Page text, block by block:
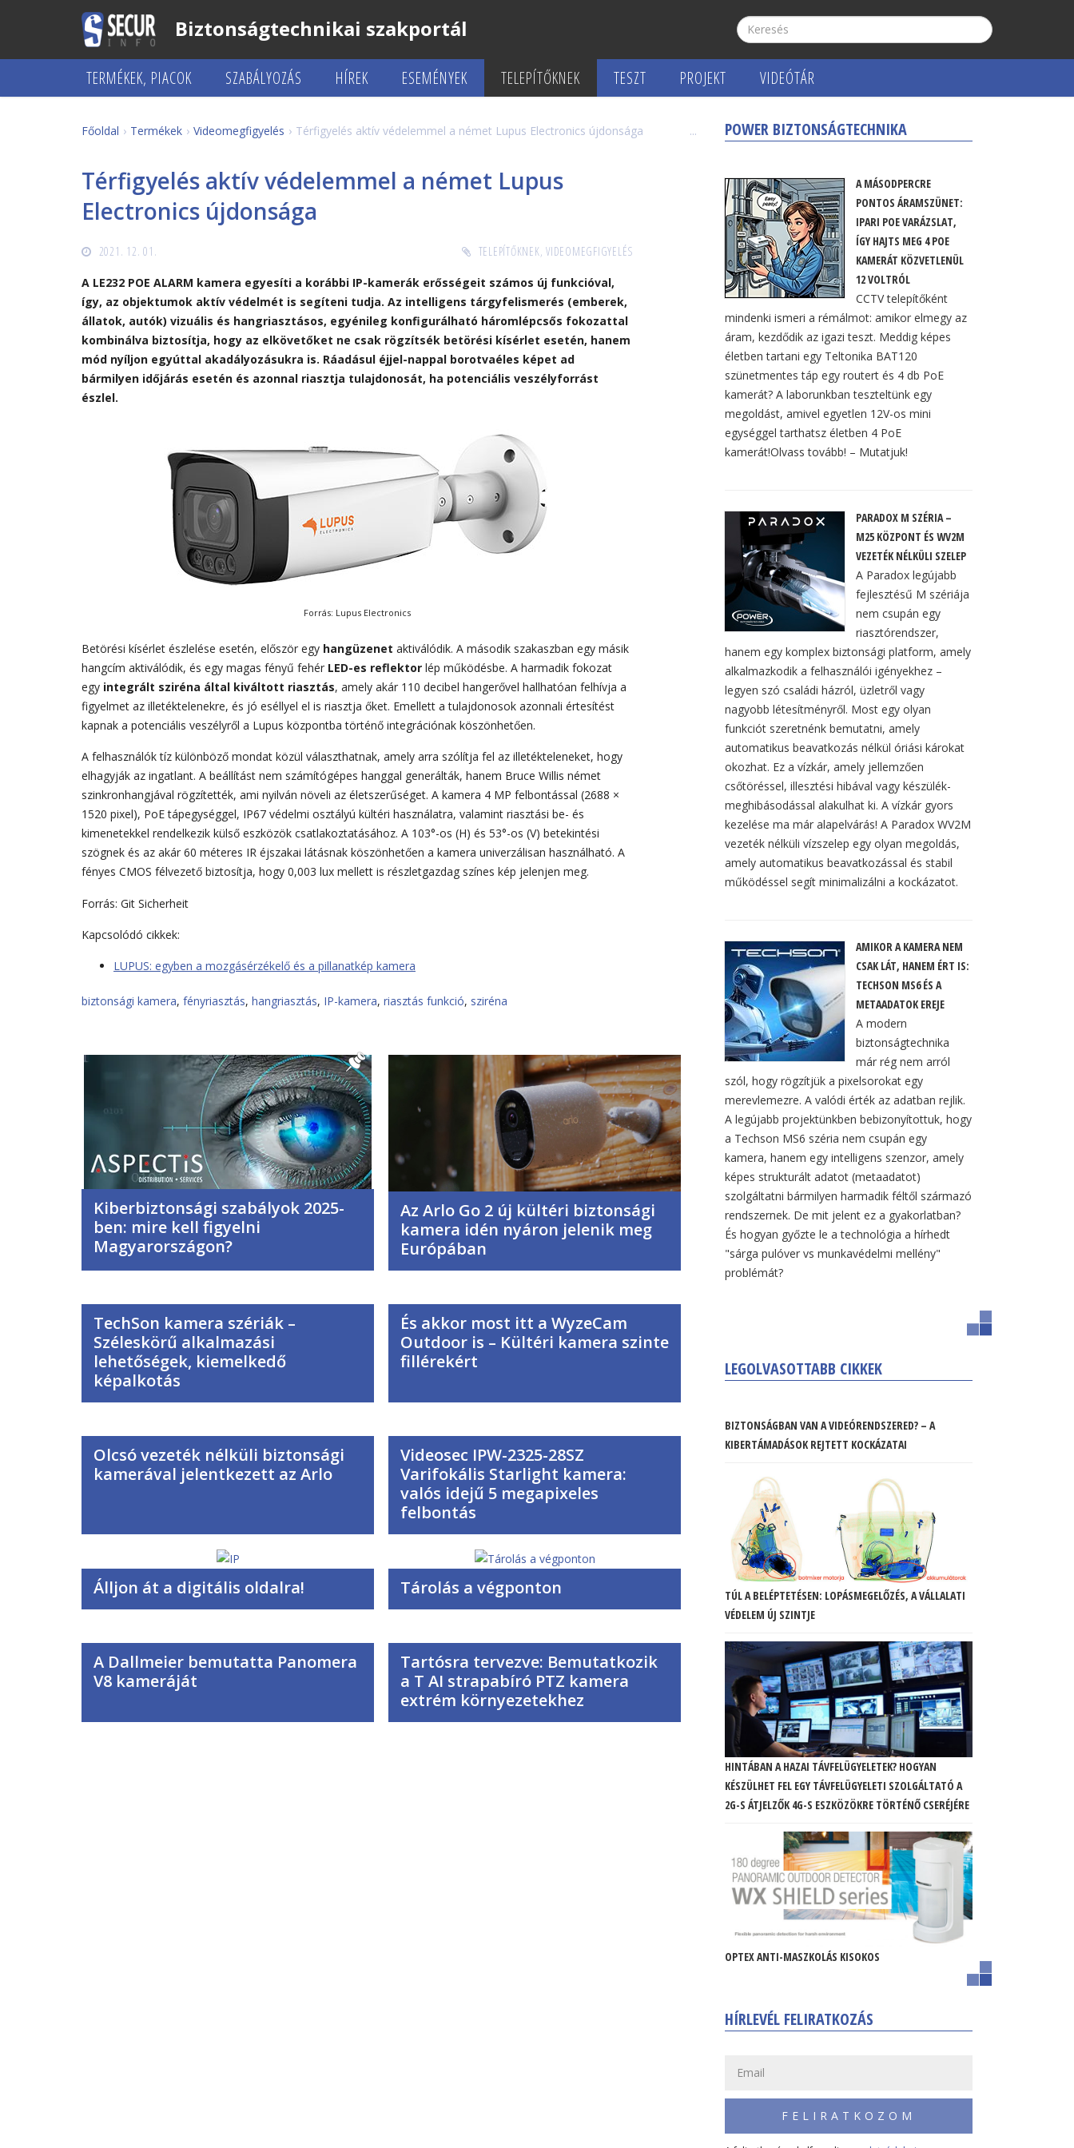
Biztonságtechnikai szakportál
TERMÉKEK, PIACOK SZABÁLYOZÁS HÍREK ESEMÉNYEK TELEPÍTŐKNEK TESZT PROJEKT VIDEÓTÁR
Főoldal Termékek Videomegfigyelés Térfigyelés aktív védelemmel a német Lupus Electronics újdonsága
Térfigyelés aktív védelemmel a német Lupus
Electronics újdonsága
2021. 12. 01. TELEPÍTŐKNEK, VIDEOMEGFIGYELÉS
A LE232 POE ALARM kamera egyesíti a korábbi IP-kamerák erősségeit számos új funkcióval,
így, az objektumok aktív védelmét is segíteni tudja. Az intelligens tárgyfelismerés (emberek,
állatok, autók) vizuális és hangriasztásos, egyénileg konfigurálható háromlépcsős fokozattal
kombinálva biztosítja, hogy az elkövetőket ne csak rögzítsék betörési kísérlet esetén, hanem
mód nyíljon egyúttal akadályozásukra is. Ráadásul éjjel-nappal borotvaéles képet ad
bármilyen időjárás esetén és azonnal riasztja tulajdonosát, ha potenciális veszélyforrást
észlel.
Forrás: Lupus Electronics
Betörési kísérlet észlelése esetén, először egy hangüzenet aktiválódik. A második szakaszban egy másik
hangcím aktiválódik, és egy magas fényű fehér LED-es reflektor lép működésbe. A harmadik fokozat
egy integrált sziréna által kiváltott riasztás, amely akár 110 decibel hangerővel hallhatóan felhívja a
figyelmet az illetéktelenekre, és jó eséllyel el is riasztja őket. Emellett a tulajdonosok azonnali értesítést
kapnak a potenciális veszélyről a Lupus központba történő integrációnak köszönhetően.
A felhasználók tíz különböző mondat közül választhatnak, amely arra szólítja fel az illetékteleneket, hogy
elhagyják az ingatlant. A beállítást nem számítógépes hanggal generálták, hanem Bruce Willis német
szinkronhangjával rögzítették, ami nyilván növeli az életszerűséget. A kamera 4 MP felbontással (2688 ×
1520 pixel), PoE tápegységgel, IP67 védelmi osztályú kültéri használatra, valamint riasztási be- és
kimenetekkel rendelkezik külső eszközök csatlakoztatásához. A 103°-os (H) és 53°-os (V) betekintési
szögnek és az akár 60 méteres IR éjszakai látásnak köszönhetően a kamera univerzálisan használható. A
fényes CMOS félvezető biztosítja, hogy 0,003 lux mellett is részletgazdag színes kép jelenjen meg.
Forrás: Git Sicherheit
Kapcsolódó cikkek:
LUPUS: egyben a mozgásérzékelő és a pillanatkép kamera
biztonsági kamera, fényriasztás, hangriasztás, IP-kamera, riasztás funkció, sziréna
Kiberbiztonsági szabályok 2025-
ben: mire kell figyelni
Magyarországon?
Az Arlo Go 2 új kültéri biztonsági
kamera idén nyáron jelenik meg
Európában
TechSon kamera szériák –
Széleskörű alkalmazási
lehetőségek, kiemelkedő
képalkotás
És akkor most itt a WyzeCam
Outdoor is – Kültéri kamera szinte
fillérekért
Olcsó vezeték nélküli biztonsági
kamerával jelentkezett az Arlo
Videosec IPW-2325-28SZ
Varifokális Starlight kamera:
valós idejű 5 megapixeles
felbontás
Álljon át a digitális oldalra! Tárolás a végponton
A Dallmeier bemutatta Panomera
V8 kameráját
Tartósra tervezve: Bemutatkozik
a T AI strapabíró PTZ kamera
extrém környezetekhez
POWER BIZTONSÁGTECHNIKA
A MÁSODPERCRE
PONTOS ÁRAMSZÜNET:
IPARI POE VARÁZSLAT,
ÍGY HAJTS MEG 4 POE
KAMERÁT KÖZVETLENÜL
12 VOLTRÓL
CCTV telepítőként
mindenki ismeri a rémálmot: amikor elmegy az
áram, kezdődik az igazi teszt. Meddig képes
életben tartani egy Teltonika BAT120
szünetmentes táp egy routert és 4 db PoE
kamerát? A laborunkban teszteltünk egy
megoldást, amivel egyetlen 12V-os mini
egységgel tarthatsz életben 4 PoE
kamerát!Olvass tovább! – Mutatjuk!
PARADOX M SZÉRIA –
M25 KÖZPONT ÉS WV2M
VEZETÉK NÉLKÜLI SZELEP
A Paradox legújabb
fejlesztésű M szériája
nem csupán egy
riasztórendszer,
hanem egy komplex biztonsági platform, amely
alkalmazkodik a felhasználói igényekhez –
legyen szó családi házról, üzletről vagy
nagyobb létesítményről. Most egy olyan
funkciót szeretnénk bemutatni, amely
automatikus beavatkozás nélkül óriási károkat
okozhat. Ez a vízkár, amely jellemzően
csőtöréssel, illesztési hibával vagy készülék-
meghibásodással alakulhat ki. A vízkár gyors
kezelése ma már alapelvárás! A Paradox WV2M
vezeték nélküli vízszelep egy olyan megoldás,
amely automatikus beavatkozással és stabil
működéssel segít minimalizálni a kockázatot.
AMIKOR A KAMERA NEM
CSAK LÁT, HANEM ÉRT IS:
TECHSON MS6 ÉS A
METAADATOK EREJE
A modern
biztonságtechnika
már rég nem arról
szól, hogy rögzítjük a pixelsorokat egy
merevlemezre. A valódi érték az adatban rejlik.
A legújabb projektünkben bebizonyítottuk, hogy
a Techson MS6 széria nem csupán egy
kamera, hanem egy intelligens szenzor, amely
képes strukturált adatot (metaadatot)
szolgáltatni bármilyen harmadik féltől származó
rendszernek. De mit jelent ez a gyakorlatban?
És hogyan győzte le a technológia a hírhedt
"sárga pulóver vs munkavédelmi mellény"
problémát?
LEGOLVASOTTABB CIKKEK
BIZTONSÁGBAN VAN A VIDEÓRENDSZERED? – A
KIBERTÁMADÁSOK REJTETT KOCKÁZATAI
TÚL A BELÉPTETÉSEN: LOPÁSMEGELŐZÉS, A VÁLLALATI
VÉDELEM ÚJ SZINTJE
HINTÁBAN A HAZAI TÁVFELÜGYELETEK? HOGYAN
KÉSZÜLHET FEL EGY TÁVFELÜGYELETI SZOLGÁLTATÓ A
2G-S ÁTJELZŐK 4G-S ESZKÖZÖKRE TÖRTÉNŐ CSERÉJÉRE
OPTEX ANTI-MASZKOLÁS KISOKOS
HÍRLEVÉL FELIRATKOZÁS
FELIRATKOZOM